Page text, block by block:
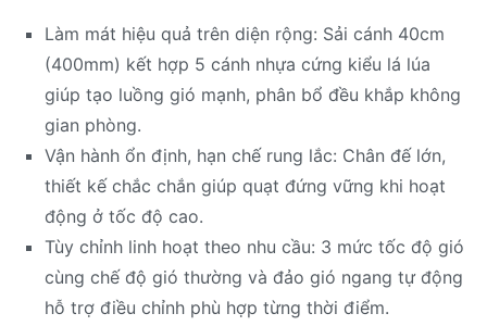
Làm mát hiệu quả trên diện rộng: Sải cánh 40cm
(400mm) kết hợp 5 cánh nhựa cứng kiểu lá lúa
giúp tạo luồng gió mạnh, phân bổ đều khắp không
gian phòng.
Vận hành ổn định, hạn chế rung lắc: Chân đế lớn,
thiết kế chắc chắn giúp quạt đứng vững khi hoạt
động ở tốc độ cao.
Tùy chỉnh linh hoạt theo nhu cầu: 3 mức tốc độ gió
cùng chế độ gió thường và đảo gió ngang tự động
hỗ trợ điều chỉnh phù hợp từng thời điểm.